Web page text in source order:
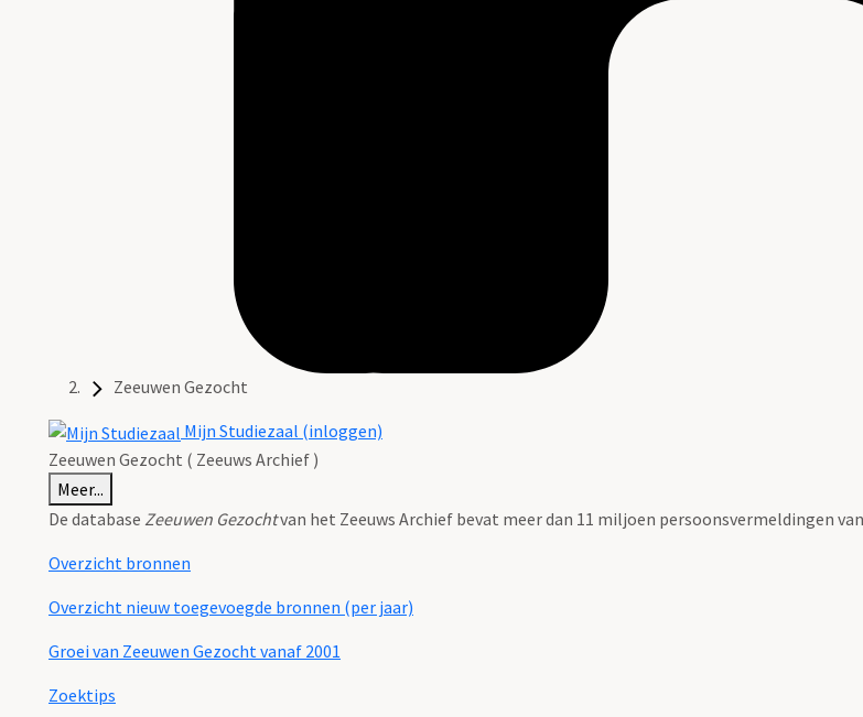
Zeeuwen Gezocht
Mijn Studiezaal (inloggen)
Zeeuwen Gezocht ( Zeeuws Archief )
Meer...
De database Zeeuwen Gezochtvan het Zeeuws Archief bevat meer dan 11 miljoen persoonsvermeldingen
Overzicht bronnen
Overzicht nieuw toegevoegde bronnen (per jaar)
Groei van Zeeuwen Gezocht vanaf 2001
Zoektips